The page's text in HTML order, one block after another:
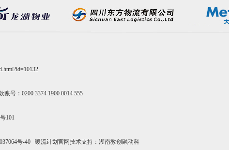
号：0200 3374 1900 0014 555
101
号-40 暖流计划官网技术支持：湖南教创融动科